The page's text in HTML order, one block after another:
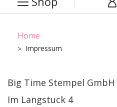
Home
Impressum
Big Time Stempel GmbH
Im Langstuck 4